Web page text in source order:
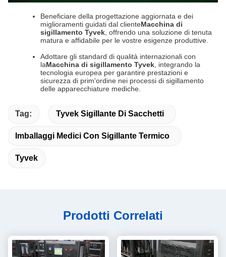
Beneficiare della progettazione aggiornata e dei
miglioramenti guidati dal clienteMacchina di
sigillamento Tyvek , offrendo una soluzione di tenuta
matura e affidabile per le vostre esigenze produttive.
Adottare gli standard di qualità internazionali con
laMacchina di sigillamento Tyvek , integrando la
tecnologia europea per garantire prestazioni e
sicurezza di prim'ordine nei processi di sigillamento
delle apparecchiature mediche.
Tag: Tyvek Sigillante Di Sacchetti
Imballaggi Medici Con Sigillante Termico
Tyvek
Prodotti Correlati